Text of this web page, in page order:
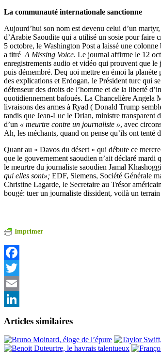
La communauté internationale sanctionne
Aujourd’hui son nom est devenu celui d’un
d’Arabie Saoudite qui a utilisé un sosie pour faire
5 octobre, le Washington Post a laissé une
a titré A Missing Voice. Le journal affirme le 12
enregistrements audio et vidéo qui prouvent que le
puis démembré. Deq uoi mettre en émoi la
des explications et Erdogan, le Président turc qui
défenseur des droits de l’homme et de la liberté
quotidiennement bafoués. La Chancelière Angela
livraisons des armes à Ryad ( Donald Trump
tandis que Jean-Luc le Drian, ministre transparent
d’un « meurtre contre un journaliste », avec
Ah, les méchants, quand on pense qu’ils ont tenté
Quant au « Davos du désert « qui débute ce
que le gouvernement saoudien n’ait déclaré mardi
le meurtre du journaliste saoudien Jamal
qui elles sont»; EDF, Siemens, Société Générale
Christine Lagarde, le Secretaire au Trésor
bougé: tuer un journaliste dissident, voilà un
Imprimer
Facebook
Twitter
Email
Articles similaires